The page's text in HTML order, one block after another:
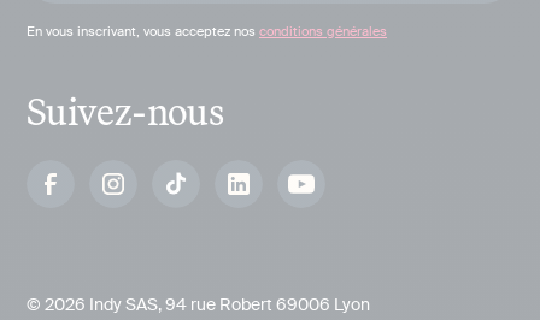
En vous inscrivant, vous acceptez nos conditions générales
Suivez-nous
© 2026 Indy SAS, 94 rue Robert 69006 Lyon